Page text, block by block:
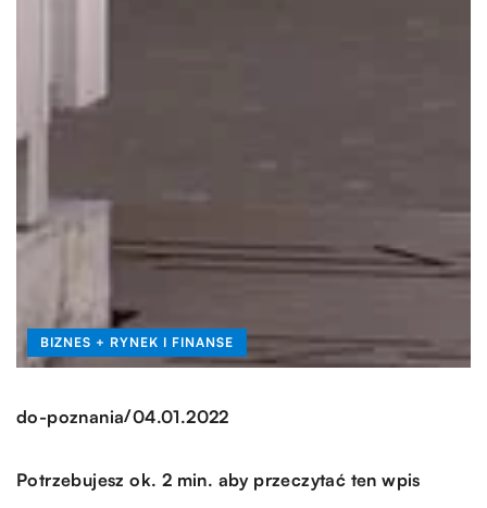
BIZNES + RYNEK I FINANSE
do-poznania/04.01.2022
Potrzebujesz ok. 2 min. aby przeczytać ten wpis